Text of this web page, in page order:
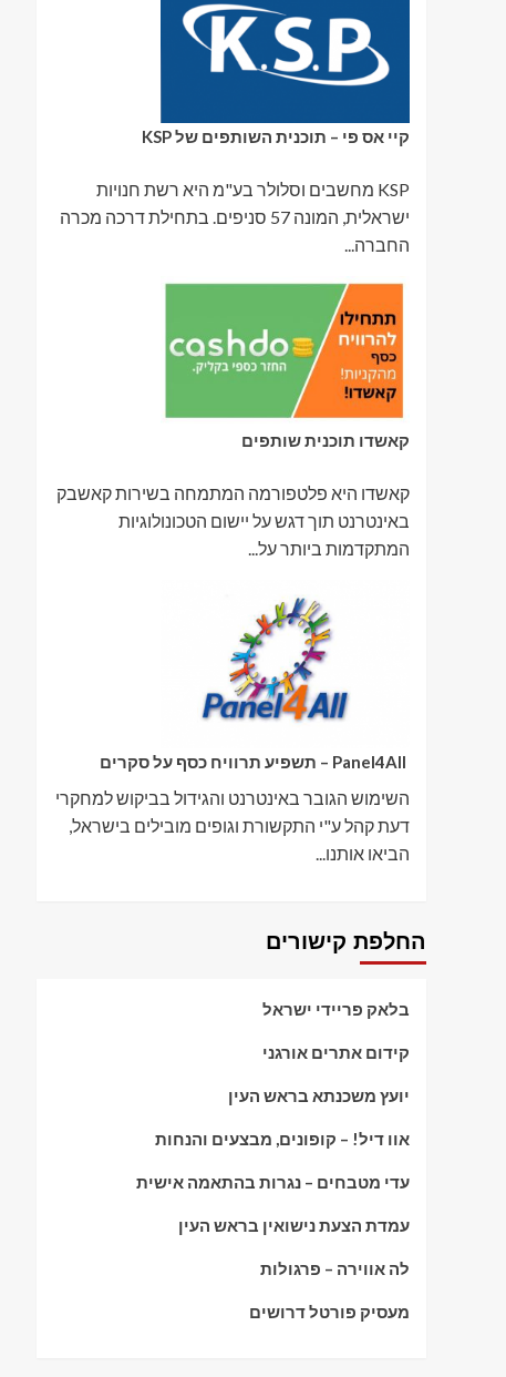
קיי אס פי – תוכנית השותפים של KSP
KSP מחשבים וסלולר בע"מ היא רשת חנויות
ישראלית, המונה 57 סניפים. בתחילת דרכה מכרה
החברה...
קאשדו תוכנית שותפים
קאשדו היא פלטפורמה המתמחה בשירות קאשבק
באינטרנט תוך דגש על יישום הטכונולוגיות
המתקדמות ביותר על...
השימוש הגובר באינטרנט והגידול בביקוש למחקרי
דעת קהל ע"י התקשורת וגופים מובילים בישראל,
הביאו אותנו...
החלפת קישורים
בלאק פריידי ישראל
קידום אתרים אורגני
יועץ משכנתא בראש העין
אוו דיל! – קופונים, מבצעים והנחות
עדי מטבחים – נגרות בהתאמה אישית
עמדת הצעת נישואין בראש העין
לה אווירה – פרגולות
מעסיק פורטל דרושים